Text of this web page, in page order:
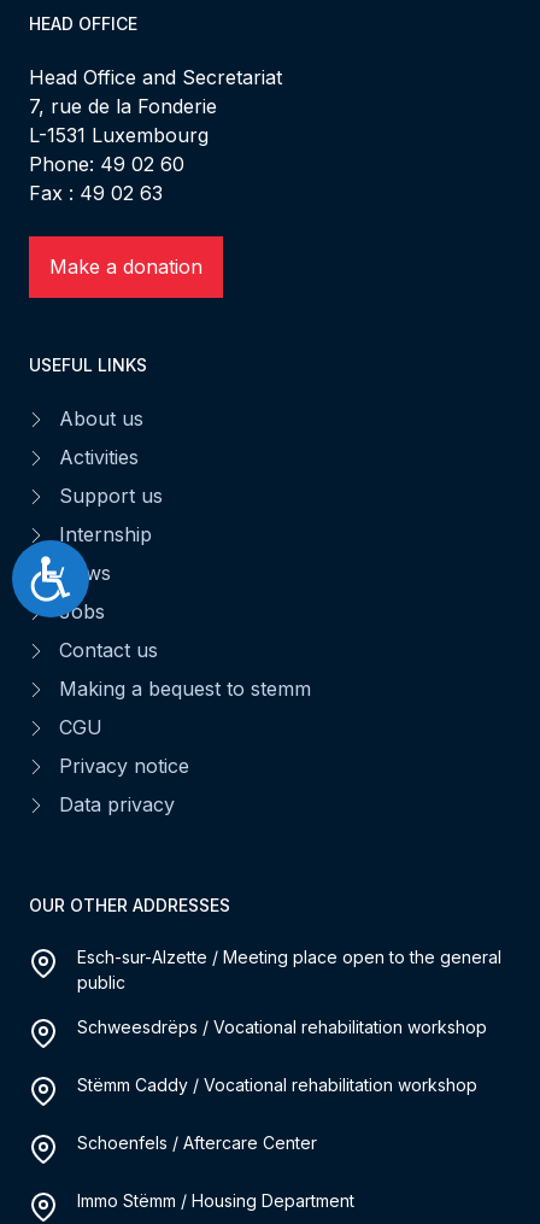
Accessibilité
HEAD OFFICE
Head Office and Secretariat
7, rue de la Fonderie
L-1531 Luxembourg
Phone: 49 02 60
Fax : 49 02 63
Make a donation
USEFUL LINKS
About us
Activities
Support us
Internship
News
Jobs
Contact us
Making a bequest to stemm
CGU
Privacy notice
Data privacy
OUR OTHER ADDRESSES
Esch-sur-Alzette / Meeting place open to the general
public
Schweesdrëps / Vocational rehabilitation workshop
Stëmm Caddy / Vocational rehabilitation workshop
Schoenfels / Aftercare Center
Immo Stëmm / Housing Department